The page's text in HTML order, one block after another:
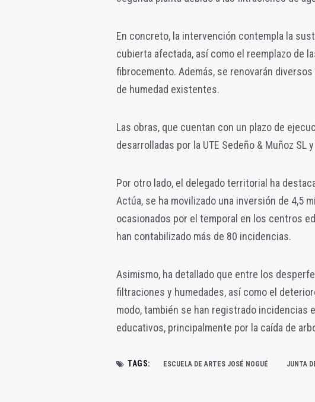
En concreto, la intervención contempla la
cubierta afectada, así como el reemplazo de
fibrocemento. Además, se renovarán
de humedad existentes.
Las obras, que cuentan con un plazo de
desarrolladas por la UTE Sedeño & Muñoz
Por otro lado, el delegado territorial ha
Actúa, se ha movilizado una inversión de 4,5
ocasionados por el temporal en los centros
han contabilizado más de 80 incidencias.
Asimismo, ha detallado que entre los
filtraciones y humedades, así como el
modo, también se han registrado
educativos, principalmente por la caída de
TAGS: ESCUELA DE ARTES JOSÉ NOGUÉ JUNTA